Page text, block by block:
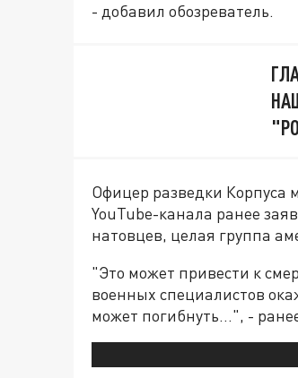
- добавил обозреватель.
Офицер разведки Корпуса
YouTube-канала ранее
натовцев, целая группа
"Это может привести к
военных специалистов
может погибнуть...", -